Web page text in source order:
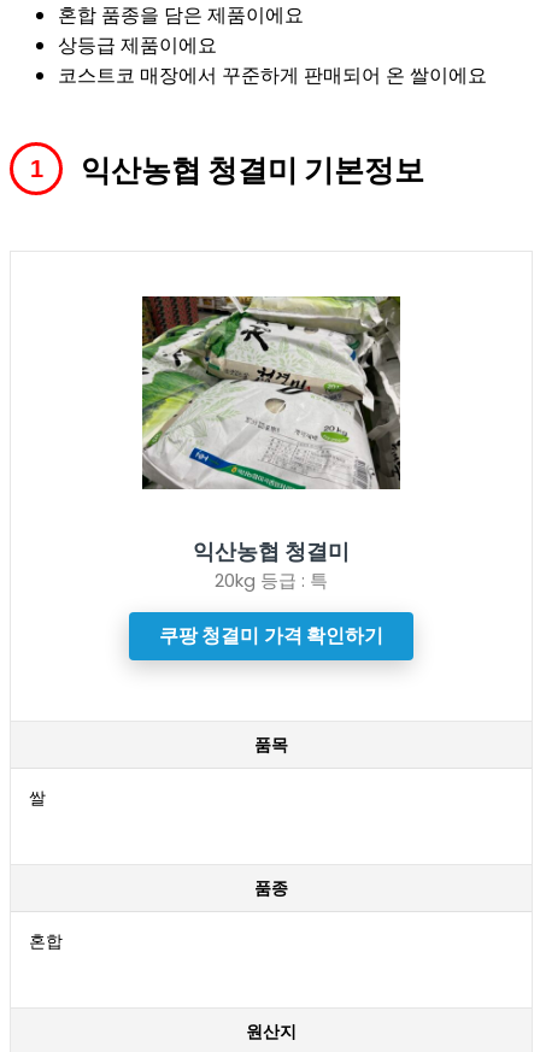
혼합 품종을 담은 제품이에요
상등급 제품이에요
코스트코 매장에서 꾸준하게 판매되어 온 쌀이에요
익산농협 청결미 기본정보
익산농협 청결미
20kg 등급 : 특
쿠팡 청결미 가격 확인하기
품목
쌀
품종
혼합
원산지